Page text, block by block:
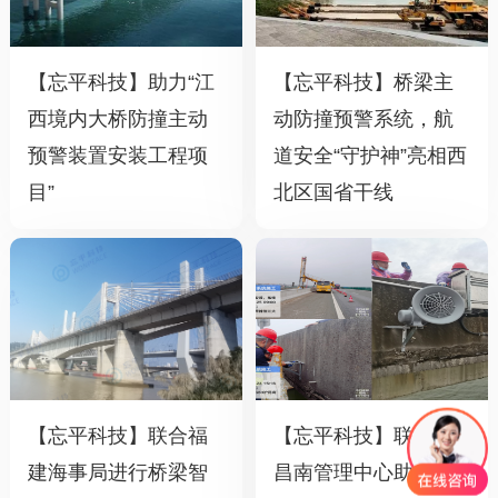
【忘平科技】助力“江
西境内大桥防撞主动
预警装置安装工程项
目”
【忘平科技】桥梁主
动防撞预警系统，航
道安全“守护神”亮相西
北区国省干线
【忘平科技】联合福
建海事局进行桥梁智
【忘平科技】联合南
昌南管理中心助力桥